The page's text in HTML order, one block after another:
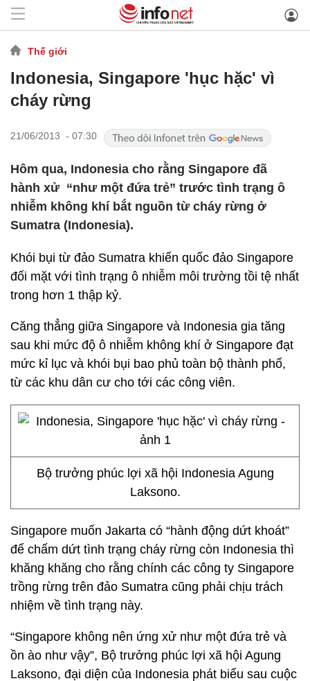
Thế giới
Indonesia, Singapore 'hục hặc' vì
cháy rừng
21/06/2013 - 07:30
Hôm qua, Indonesia cho rằng Singapore đã
hành xử “như một đứa trẻ” trước tình trạng ô
nhiễm không khí bắt nguồn từ cháy rừng ở
Sumatra (Indonesia).
Khói bụi từ đảo Sumatra khiến quốc đảo Singapore
đối mặt với tình trạng ô nhiễm môi trường tồi tệ nhất
trong hơn 1 thập kỷ.
Căng thẳng giữa Singapore và Indonesia gia tăng
sau khi mức độ ô nhiễm không khí ở Singapore đạt
mức kỉ lục và khói bụi bao phủ toàn bộ thành phố,
từ các khu dân cư cho tới các công viên.
Bộ trưởng phúc lợi xã hội Indonesia Agung
Laksono.
Singapore muốn Jakarta có “hành động dứt khoát”
để chấm dứt tình trạng cháy rừng còn Indonesia thì
khăng khăng cho rằng chính các công ty Singapore
trồng rừng trên đảo Sumatra cũng phải chịu trách
nhiệm về tình trạng này.
“Singapore không nên ứng xử như một đứa trẻ và
ồn ào như vậy”, Bộ trưởng phúc lợi xã hội Agung
Laksono, đại diện của Indonesia phát biểu sau cuộc